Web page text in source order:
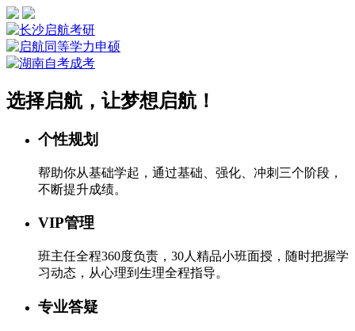
选择启航，让梦想启航！
个性规划
帮助你从基础学起，通过基础、强化、冲刺三个阶段，
不断提升成绩。
VIP管理
班主任全程360度负责，30人精品小班面授，随时把握学
习动态，从心理到生理全程指导。
专业答疑